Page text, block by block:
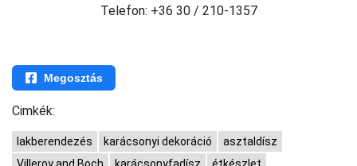
Telefon: +36 30 / 210-1357
Megosztás
Cimkék:
lakberendezés karácsonyi dekoráció
asztaldísz
Villeroy and Boch
karácsonyfadísz étkészlet